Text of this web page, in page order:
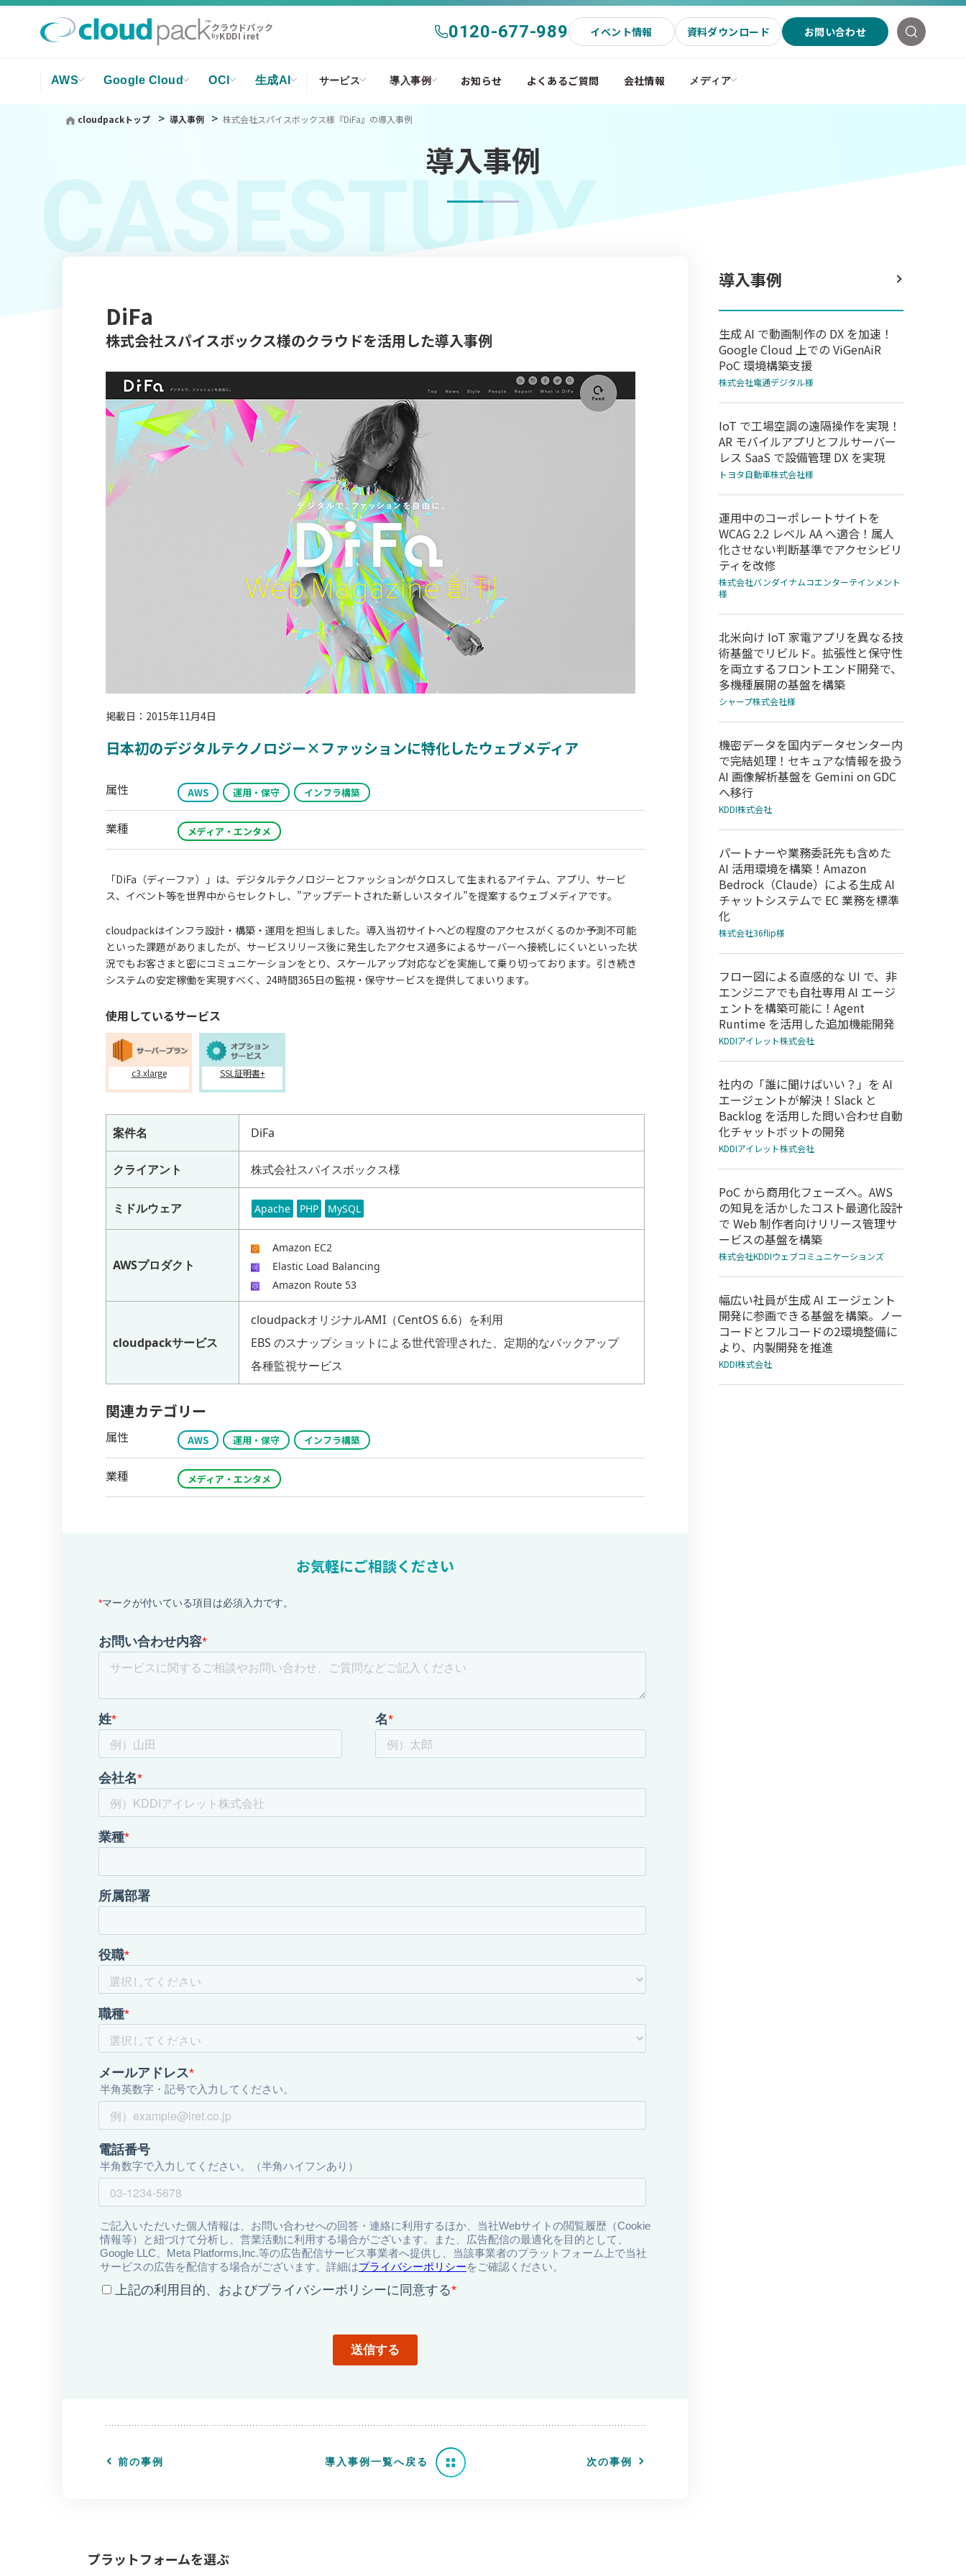
クラウドパック
byKDDI iret 0120-677-989 イベント情報 資料ダウンロード お問い合わせ
AWS Google Cloud OCI 生成AI サービス 導入事例 お知らせ よくあるご質問 会社情報 メディア
cloudpackトップ 導入事例 株式会社スパイスボックス様『DiFa』の導入事例
導入事例
CASESTUDY
DiFa
株式会社スパイスボックス様のクラウドを活用した導入事例
掲載日：2015年11月4日
日本初のデジタルテクノロジー×ファッションに特化したウェブメディア
属性 AWS 運用・保守 インフラ構築
業種 メディア・エンタメ
「DiFa（ディーファ）」は、デジタルテクノロジーとファッションがクロスして生まれるアイテム、アプリ、サービ
ス、イベント等を世界中からセレクトし、”アップデートされた新しいスタイル”を提案するウェブメディアです。
cloudpackはインフラ設計・構築・運用を担当しました。導入当初サイトへどの程度のアクセスがくるのか予測不可能
といった課題がありましたが、サービスリリース後に発生したアクセス過多によるサーバーへ接続しにくいといった状
況でもお客さまと密にコミュニケーションをとり、スケールアップ対応などを実施して乗り切っております。引き続き
システムの安定稼働を実現すべく、24時間365日の監視・保守サービスを提供してまいります。
使用しているサービス
c3.xlarge SSL証明書+
案件名 DiFa
クライアント 株式会社スパイスボックス様
ミドルウェア Apache PHP MySQL
AWSプロダクト
Amazon EC2
Elastic Load Balancing
Amazon Route 53
cloudpackサービス
cloudpackオリジナルAMI（CentOS 6.6）を利用
EBS のスナップショットによる世代管理された、定期的なバックアップ
各種監視サービス
関連カテゴリー
属性 AWS 運用・保守 インフラ構築
業種 メディア・エンタメ
お気軽にご相談ください
前の事例 導入事例一覧へ戻る 次の事例
導入事例
生成 AI で動画制作の DX を加速！
Google Cloud 上での ViGenAiR
PoC 環境構築支援
株式会社電通デジタル様
IoT で工場空調の遠隔操作を実現！
AR モバイルアプリとフルサーバー
レス SaaS で設備管理 DX を実現
トヨタ自動車株式会社様
運用中のコーポレートサイトを
WCAG 2.2 レベル AA へ適合！属人
化させない判断基準でアクセシビリ
ティを改修
株式会社バンダイナムコエンターテインメント
様
北米向け IoT 家電アプリを異なる技
術基盤でリビルド。拡張性と保守性
を両立するフロントエンド開発で、
多機種展開の基盤を構築
シャープ株式会社様
機密データを国内データセンター内
で完結処理！セキュアな情報を扱う
AI 画像解析基盤を Gemini on GDC
へ移行
KDDI株式会社
パートナーや業務委託先も含めた
AI 活用環境を構築！Amazon
Bedrock（Claude）による生成 AI
チャットシステムで EC 業務を標準
化
株式会社36flip様
フロー図による直感的な UI で、非
エンジニアでも自社専用 AI エージ
ェントを構築可能に！Agent
Runtime を活用した追加機能開発
KDDIアイレット株式会社
社内の「誰に聞けばいい？」を AI
エージェントが解決！Slack と
Backlog を活用した問い合わせ自動
化チャットボットの開発
KDDIアイレット株式会社
PoC から商用化フェーズへ。AWS
の知見を活かしたコスト最適化設計
で Web 制作者向けリリース管理サ
ービスの基盤を構築
株式会社KDDIウェブコミュニケーションズ
幅広い社員が生成 AI エージェント
開発に参画できる基盤を構築。ノー
コードとフルコードの2環境整備に
より、内製開発を推進
KDDI株式会社
プラットフォームを選ぶ